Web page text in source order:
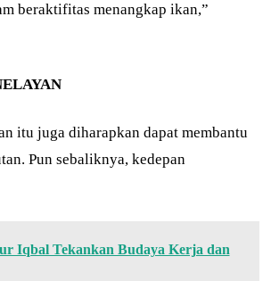
beraktifitas menangkap ikan,”
itu juga diharapkan dapat membantu
Pun sebaliknya, kedepan
Iqbal Tekankan Budaya Kerja dan